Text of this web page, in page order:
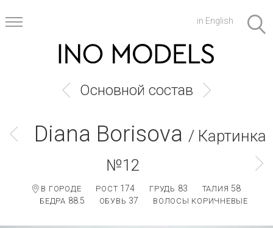
in English
Основной состав
Diana Borisova / Картинка
№12
В ГОРОДЕ РОСТ 174 ГРУДЬ 83 ТАЛИЯ 58
БЕДРА 88.5 ОБУВЬ 37 ВОЛОСЫ КОРИЧНЕВЫЕ